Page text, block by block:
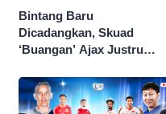
Bintang Baru
Dicadangkan, Skuad
‘Buangan’ Ajax Justru